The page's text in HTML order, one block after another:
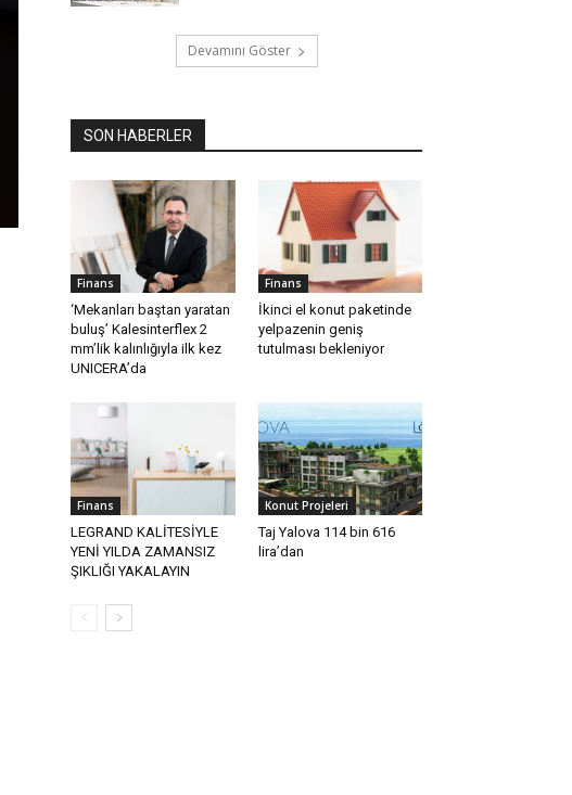
Devamını Göster
SON HABERLER
Finans
‘Mekanları baştan yaratan
buluş’ Kalesinterflex 2
mm’lik kalınlığıyla ilk kez
UNICERA’da
Finans
İkinci el konut paketinde
yelpazenin geniş
tutulması bekleniyor
Finans
LEGRAND KALİTESİYLE
YENİ YILDA ZAMANSIZ
ŞIKLIĞI YAKALAYIN
Konut Projeleri
Taj Yalova 114 bin 616
lira’dan